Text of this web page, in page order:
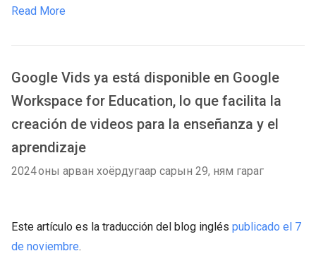
Read More
Google Vids ya está disponible en Google
Workspace for Education, lo que facilita la
creación de videos para la enseñanza y el
aprendizaje
2024 оны арван хоёрдугаар сарын 29, ням гараг
Este artículo es la traducción del blog inglés publicado el 7
de noviembre.